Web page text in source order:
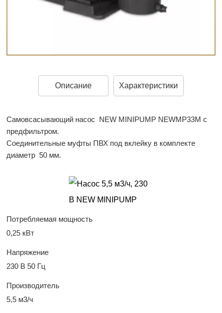
Описание Характеристики
Самовсасывающий насос NEW MINIPUMP NEWMP33M с
предфильтром.
Соединительные муфты ПВХ под вклейку в комплекте
диаметр 50 мм.
Потребляемая мощность
0,25 кВт
Напряжение
230 В 50 Гц
Производитель
5,5 м3/ч